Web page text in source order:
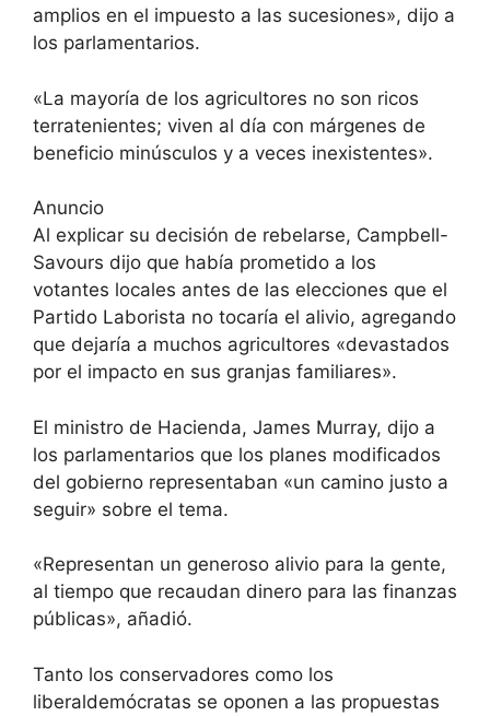
amplios en el impuesto a las sucesiones», dijo a
los parlamentarios.
«La mayoría de los agricultores no son ricos
terratenientes; viven al día con márgenes de
beneficio minúsculos y a veces inexistentes».
Anuncio
Al explicar su decisión de rebelarse, Campbell-
Savours dijo que había prometido a los
votantes locales antes de las elecciones que el
Partido Laborista no tocaría el alivio, agregando
que dejaría a muchos agricultores «devastados
por el impacto en sus granjas familiares».
El ministro de Hacienda, James Murray, dijo a
los parlamentarios que los planes modificados
del gobierno representaban «un camino justo a
seguir» sobre el tema.
«Representan un generoso alivio para la gente,
al tiempo que recaudan dinero para las finanzas
públicas», añadió.
Tanto los conservadores como los
liberaldemócratas se oponen a las propuestas